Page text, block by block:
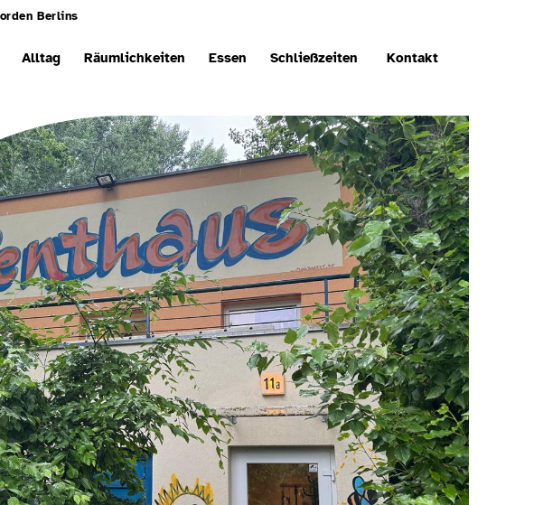
Berlins
Alltag Räumlichkeiten Essen Schließzeiten Kontakt